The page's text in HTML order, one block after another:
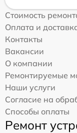
Стоимость
Оплата и
Контакты
Вакансии
О компании
Ремонтируемые
Наши услуги
Согласие на
Способы оплаты
Ремонт